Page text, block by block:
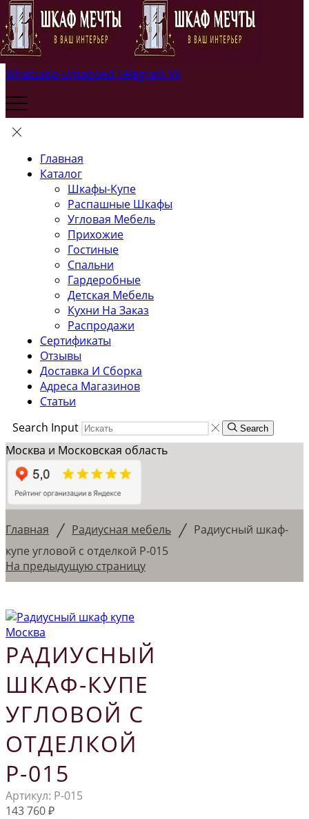
Whatsapp Untapped Telegram Vk
Главная
Каталог
Шкафы-Купе
Распашные Шкафы
Угловая Мебель
Прихожие
Гостиные
Спальни
Гардеробные
Детская Мебель
Кухни На Заказ
Распродажи
Сертификаты
Отзывы
Доставка И Сборка
Адреса Магазинов
Статьи
Search Input
Search
Москва и Московская область
Главная / Радиусная мебель / Радиусный шкаф-
купе угловой с отделкой Р-015
На предыдущую страницу
РАДИУСНЫЙ
ШКАФ-КУПЕ
УГЛОВОЙ С
ОТДЕЛКОЙ
Р-015
Артикул: Р-015
143 760₽